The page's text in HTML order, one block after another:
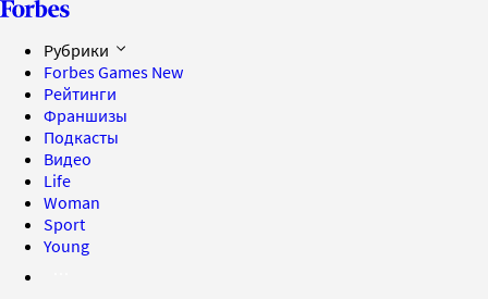
Рубрики
Forbes Games New
Рейтинги
Франшизы
Подкасты
Видео
Life
Woman
Sport
Young